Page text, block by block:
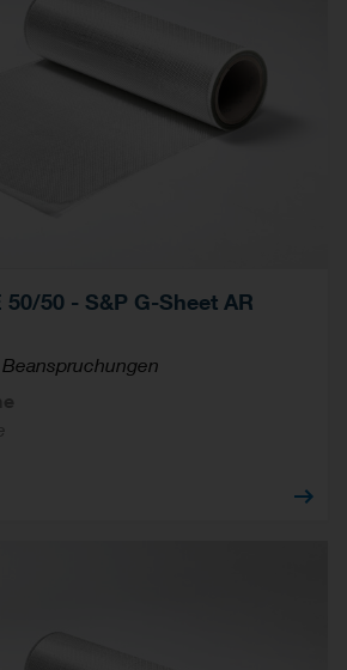
50/50 - S&P G-Sheet AR